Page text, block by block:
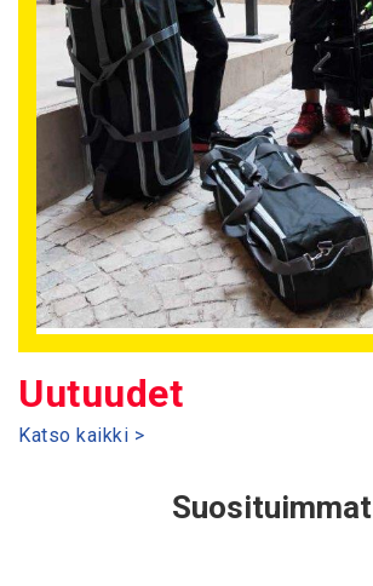
Uutuudet
Katso kaikki >
Suosituimmat